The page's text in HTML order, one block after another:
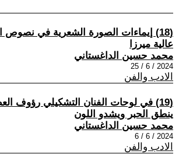
(18) إيماءات الصورة الشعرية في نصوص
عالية ميرزا
محمد حسين الداغستاني
2024 / 6 / 25
الادب والفن
(19) في لوحات الفنان التشكيلي رؤوف
ينطق الحبر ويشدو اللون
محمد حسين الداغستاني
2024 / 6 / 6
الادب والفن